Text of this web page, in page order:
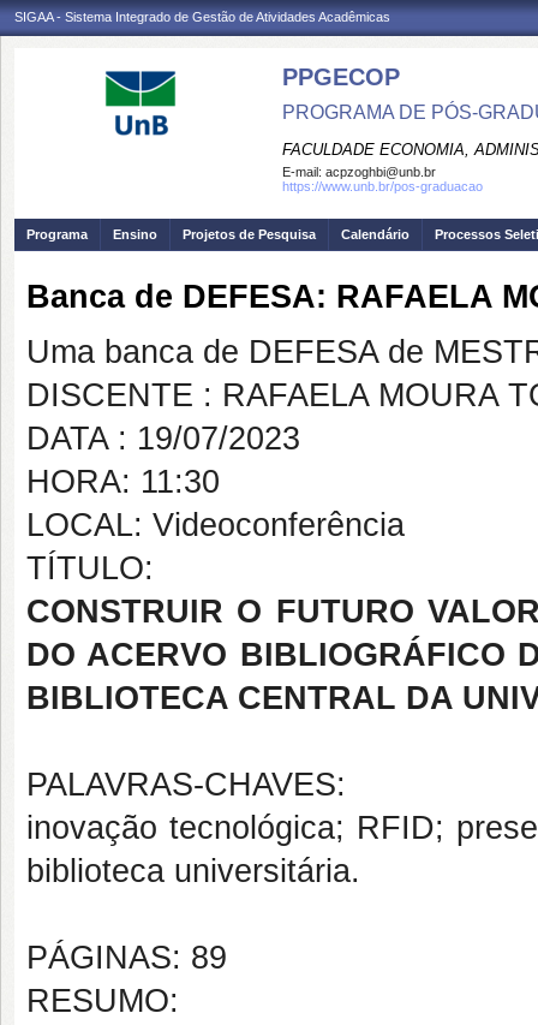
SIGAA - Sistema Integrado de Gestão de Atividades Acadêmicas
PPGECOP
PROGRAMA DE PÓS-
FACULDADE ECONOMIA,
E-mail: acpzoghbi@unb.br
https://www.unb.br/pos-graduacao
Programa Ensino Projetos de Pesquisa Calendário Processos
Banca de DEFESA: RAFAELA
Uma banca de DEFESA de
DISCENTE : RAFAELA MOURA
DATA : 19/07/2023
HORA: 11:30
LOCAL: Videoconferência
TÍTULO:
CONSTRUIR O FUTURO
DO ACERVO BIBLIOGRÁFICO
BIBLIOTECA CENTRAL DA
PALAVRAS-CHAVES:
inovação tecnológica; RFID;
biblioteca universitária.
PÁGINAS: 89
RESUMO: